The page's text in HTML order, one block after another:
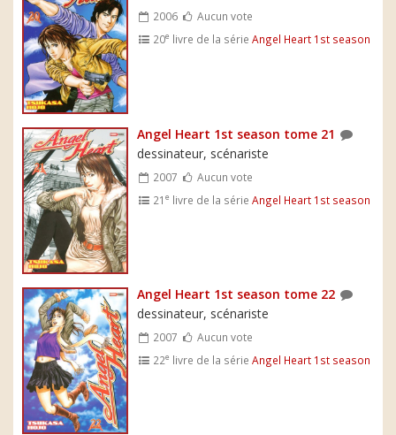
2006
Aucun vote
20e livre de la sérieAngel Heart 1st season
Angel Heart 1st season tome 21
dessinateur, scénariste
2007
Aucun vote
21e livre de la sérieAngel Heart 1st season
Angel Heart 1st season tome 22
dessinateur, scénariste
2007
Aucun vote
22e livre de la sérieAngel Heart 1st season